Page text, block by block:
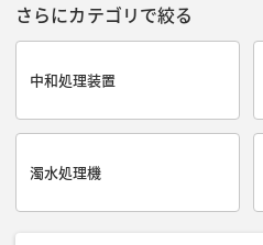
さらにカテゴリで絞る
中和処理装置
濁水処理機